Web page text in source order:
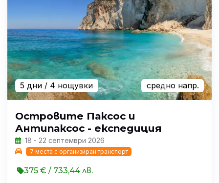
5 дни / 4 нощувки средно напр.
Островите Паксос и
Антипаксос - експедиция
18 - 22 септември 2026
7 места с организиран транспорт
375 € / 733,44 лв.